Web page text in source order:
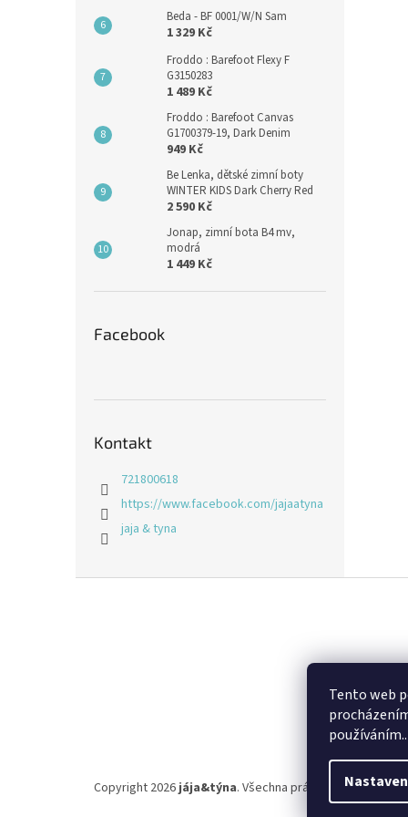
Tento web
Beda - BF 0001/W/N Sam
1 329 Kč
Froddo : Barefoot Flexy F
G3150283
1 489 Kč
Froddo : Barefoot Canvas
G1700379-19, Dark Denim
949 Kč
Be Lenka, dětské zimní boty
WINTER KIDS Dark Cherry Red
2 590 Kč
Jonap, zimní bota B4 mv,
modrá
1 449 Kč
Facebook
Kontakt
721800618
https://www.facebook.com/jajaatyna
jaja & tyna
Copyright 2026jája&týna. Všechna práva vyhrazena.